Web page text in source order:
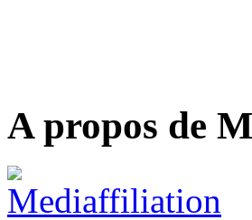
A propos de